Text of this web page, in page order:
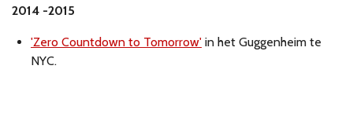
2014 -2015
'Zero Countdown to Tomorrow' in het Guggenheim te
NYC.